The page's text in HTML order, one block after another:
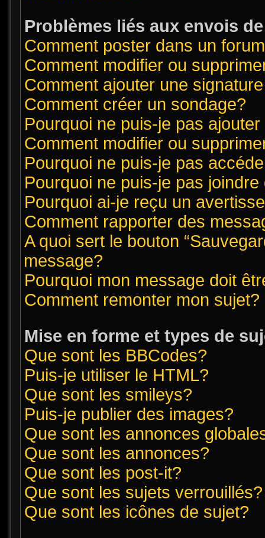
Problèmes liés aux envois
Comment poster dans un
Comment modifier ou
Comment ajouter une
Comment créer un sondage?
Pourquoi ne puis-je pas
Comment modifier ou
Pourquoi ne puis-je pas
Pourquoi ne puis-je pas
Pourquoi ai-je reçu un
Comment rapporter des
A quoi sert le bouton
message?
Pourquoi mon message doit
Comment remonter mon sujet?
Mise en forme et types de
Que sont les BBCodes?
Puis-je utiliser le HTML?
Que sont les smileys?
Puis-je publier des images?
Que sont les annonces
Que sont les annonces?
Que sont les post-it?
Que sont les sujets verrouillés?
Que sont les icônes de sujet?